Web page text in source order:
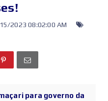
2023 08:02:00 AM
para governo da